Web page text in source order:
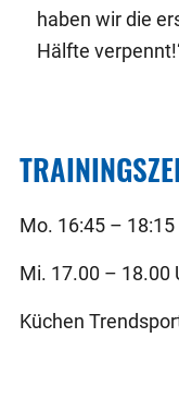
haben wir die
Hälfte
Mo. 16:45 – 18:15
Mi. 17.00 – 18.00
Küchen